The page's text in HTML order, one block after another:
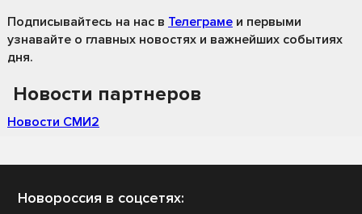
Подписывайтесь на нас в Телеграме и первыми
узнавайте о главных новостях и важнейших событиях
дня.
Новости партнеров
Новости СМИ2
Новороссия в соцсетях: